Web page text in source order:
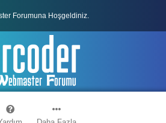
Forumuna Hoşgeldiniz.